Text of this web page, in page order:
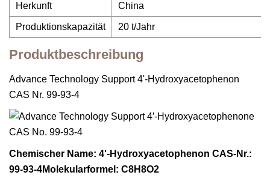
Herkunft China
Produktionskapazität 20 t/Jahr
Produktbeschreibung
Advance Technology Support 4'-Hydroxyacetophenon
CAS Nr. 99-93-4
Chemischer Name: 4'-Hydroxyacetophenon CAS-Nr.:
99-93-4Molekularformel: C8H8O2